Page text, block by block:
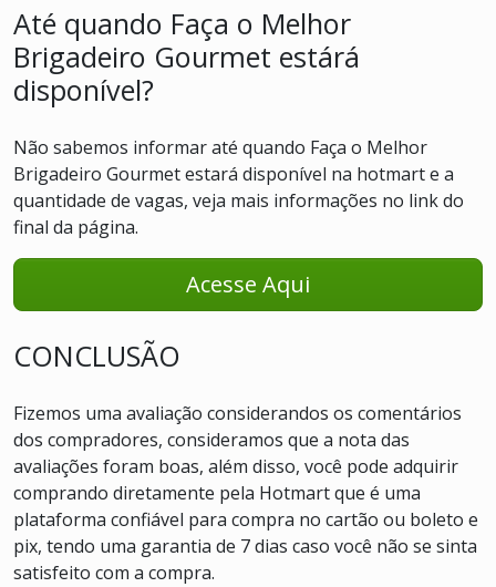
Até quando Faça o Melhor
Brigadeiro Gourmet estárá
disponível?
Não sabemos informar até quando Faça o Melhor
Brigadeiro Gourmet estará disponível na hotmart e a
quantidade de vagas, veja mais informações no link do
final da página.
Acesse Aqui
CONCLUSÃO
Fizemos uma avaliação considerandos os comentários
dos compradores, consideramos que a nota das
avaliações foram boas, além disso, você pode adquirir
comprando diretamente pela Hotmart que é uma
plataforma confiável para compra no cartão ou boleto e
pix, tendo uma garantia de 7 dias caso você não se sinta
satisfeito com a compra.